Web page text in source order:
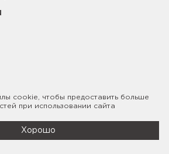
cookie , чтобы предоставить больше
при использовании сайта
Хорошо